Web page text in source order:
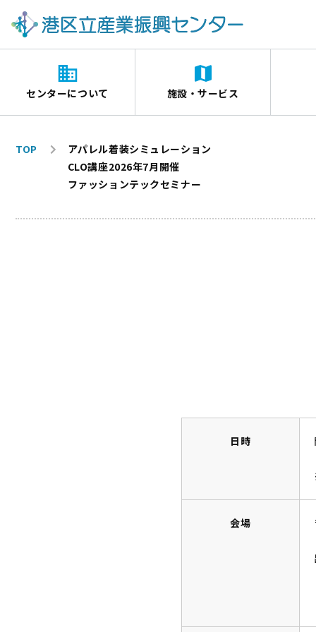
センターについて 施設・サービス
TOP
アパレル着装シミュレーション
CLO講座2026年7月開催
ファッションテックセミナー
日時
会場